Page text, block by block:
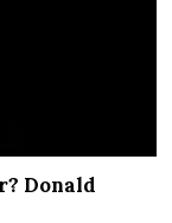
Donald